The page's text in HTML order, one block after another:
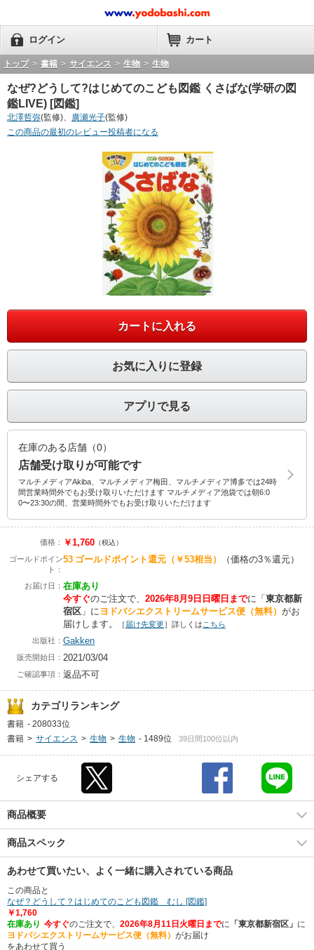
ログイン カート
トップ > 書籍 > サイエンス > 生物 > 生物
なぜ?どうして?はじめてのこども図鑑 くさばな(学研の図
鑑LIVE) [図鑑]
北澤哲弥(監修)、 廣瀬光子(監修)
この商品の最初のレビュー投稿者になる
カートに入れる
お気に入りに登録
アプリで見る
在庫のある店舗（0）
店舗受け取りが可能です
マルチメディアAkiba、マルチメディア梅田、マルチメディア博多では24時
間営業時間外でもお受け取りいただけます マルチメディア池袋では朝6:0
0〜23:30の間、営業時間外でもお受け取りいただけます
価格： ￥1,760 （税込）
ゴールドポイン
ト：
53 ゴールドポイント還元 （￥53相当） （価格の3％還元）
お届け日： 在庫あり
今すぐのご注文で、 2026年8月9日日曜日までに 「 東京都新
宿区 」に ヨドバシエクストリームサービス便（無料） がお
届けします。
［届け先変更］詳しくは こちら
出版社： Gakken
販売開始日： 2021/03/04
ご確認事項： 返品不可
カテゴリランキング
書籍 - 208033位
書籍 > サイエンス > 生物 > 生物 - 1489位 39日間100位以内
シェアする
商品概要
商品スペック
あわせて買いたい、よく一緒に購入されている商品
この商品と
なぜ？どうして？はじめてのこども図鑑 むし [図鑑]
￥1,760
在庫あり 今すぐのご注文で、 2026年8月11日火曜日までに 「東京都新宿区」 に
ヨドバシエクストリームサービス便（無料） がお届け
をあわせて買う